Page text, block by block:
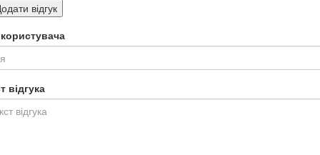
відгук
відгука